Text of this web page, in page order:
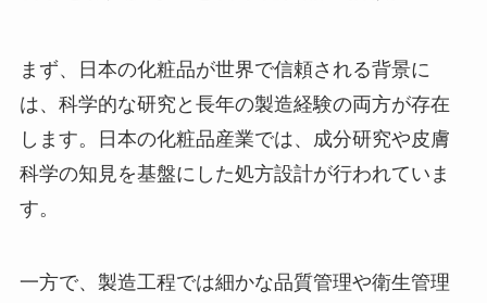
まず、日本の化粧品が世界で信頼される背景に
は、科学的な研究と長年の製造経験の両方が存在
します。日本の化粧品産業では、成分研究や皮膚
科学の知見を基盤にした処方設計が行われていま
す。
一方で、製造工程では細かな品質管理や衛生管理